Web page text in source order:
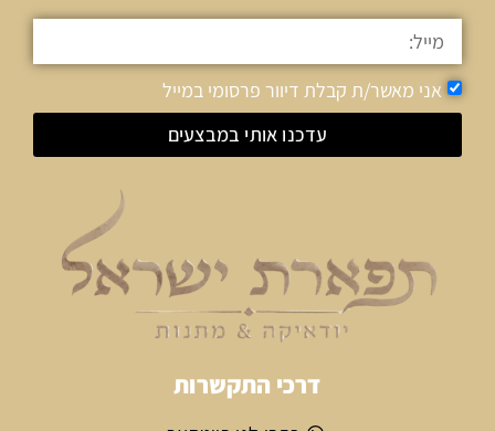
אני מאשר/ת קבלת דיוור פרסומי במייל
עדכנו אותי במבצעים
דרכי התקשרות